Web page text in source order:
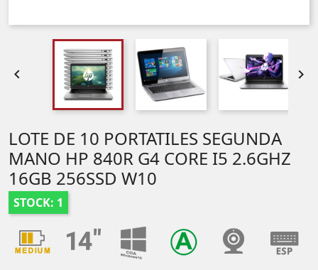
 
LOTE DE 10 PORTATILES SEGUNDA
MANO HP 840R G4 CORE I5 2.6GHZ
16GB 256SSD W10
STOCK: 1